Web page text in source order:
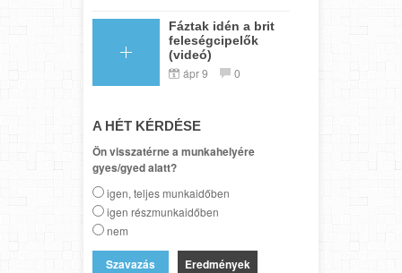
Fáztak idén a brit
feleségcipelők
(videó)
ápr 9 0
A HÉT KÉRDÉSE
Ön visszatérne a munkahelyére
gyes/gyed alatt?
igen, teljes munkaidőben
igen részmunkaidőben
nem
Eredmények